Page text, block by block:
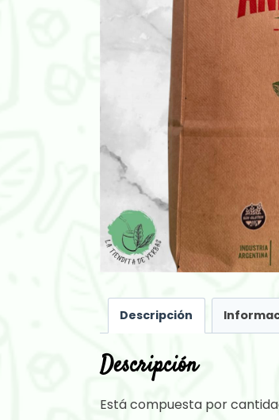
Descripción
Descripción
Está compuesta por